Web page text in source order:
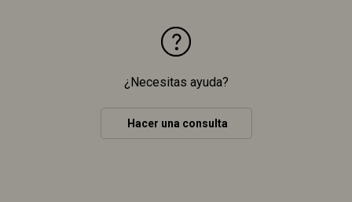
¿Necesitas ayuda?
Hacer una consulta